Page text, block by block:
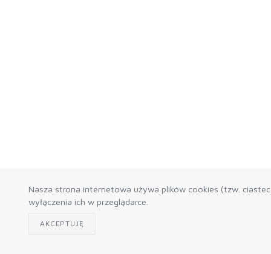
Nasza strona internetowa używa plików cookies (tzw.
wyłączenia ich w przeglądarce.
AKCEPTUJĘ